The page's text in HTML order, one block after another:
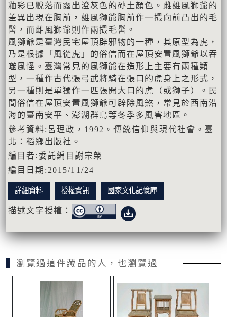
釉彩已脫落而露出澄灰色的磚土顏色。雌雄風獅爺的
差異出現在胸前，雄風獅爺胸前作一撮向前凸出的毛
髻，而雌風獅爺則作兩撮毛髻。
風獅爺是臺灣民宅屋頂辟邪物的一種，其原型為虎，
乃是根據「風從虎」的俗信而在屋頂安置風獅爺以吞
噬風怪。臺灣常見的風獅爺在造形上主要有兩種類
型，一種作古代張弓武將騎在張口的虎身上之形式，
另一種則是單獨作一匹張開大口的虎（或獅子）。民
間俗信在屋頂安置風獅爺可辟除風煞，常見於西南沿
海的臺南安平、澎湖群島等冬季多風害地區。
參考資料:呂理政，1992。傳統信仰與現代社會。臺
北：稻鄉出版社。
編目者:委託編目謝宗榮
編目日期:2015/11/24
詳細資料 授權資訊 國家文化記憶庫
描述文字授權：
瀏覽過這件藏品的人，也瀏覽過